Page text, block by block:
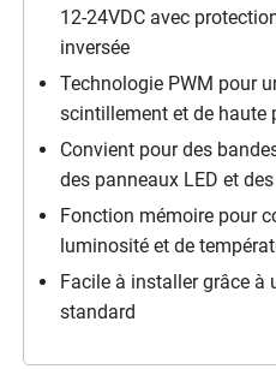
12-24VDC avec
inversée
Technologie PWM pour
scintillement et de haute
Convient pour des
des panneaux LED et
Fonction mémoire pour
luminosité et de
Facile à installer grâce à
standard